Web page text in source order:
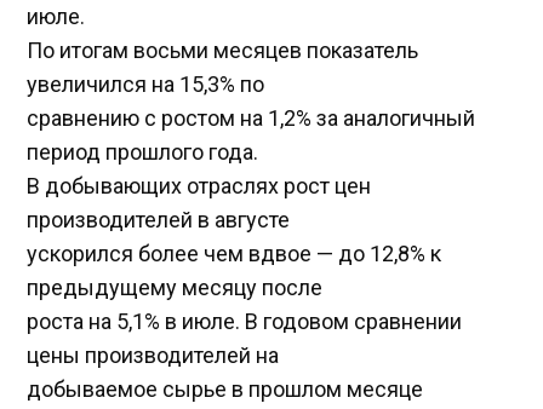
июле.
По итогам восьми месяцев показатель
увеличился на 15,3% по
сравнению с ростом на 1,2% за аналогичный
период прошлого года.
В добывающих отраслях рост цен
производителей в августе
ускорился более чем вдвое — до 12,8% к
предыдущему месяцу после
роста на 5,1% в июле. В годовом сравнении
цены производителей на
добываемое сырье в прошлом месяце